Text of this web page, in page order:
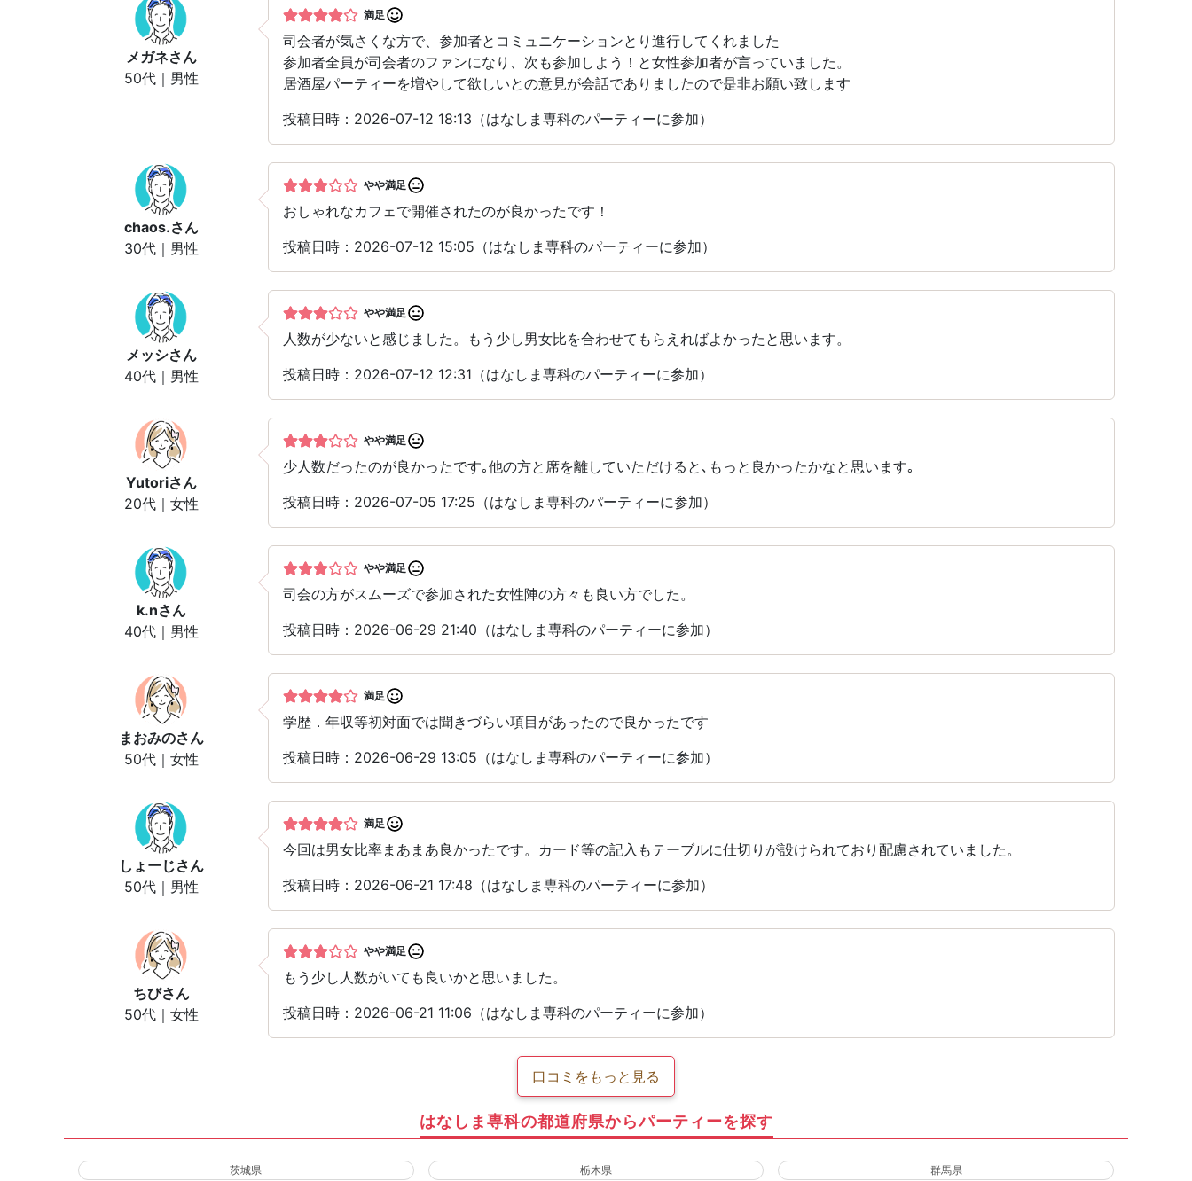
メガネさん
50代｜男性
満足
司会者が気さくな方で、参加者とコミュニケーションとり進行してくれました
参加者全員が司会者のファンになり、次も参加しよう！と女性参加者が言っていました。
居酒屋パーティーを増やして欲しいとの意見が会話でありましたので是非お願い致します
投稿日時：2026-07-12 18:13（はなしま専科のパーティーに参加）
chaos.さん
30代｜男性
やや満足
おしゃれなカフェで開催されたのが良かったです！
投稿日時：2026-07-12 15:05（はなしま専科のパーティーに参加）
メッシさん
40代｜男性
やや満足
人数が少ないと感じました。もう少し男女比を合わせてもらえればよかったと思います。
投稿日時：2026-07-12 12:31（はなしま専科のパーティーに参加）
Yutoriさん
20代｜女性
やや満足
少人数だったのが良かったです｡他の方と席を離していただけると､もっと良かったかなと思います｡
投稿日時：2026-07-05 17:25（はなしま専科のパーティーに参加）
k.nさん
40代｜男性
やや満足
司会の方がスムーズで参加された女性陣の方々も良い方でした。
投稿日時：2026-06-29 21:40（はなしま専科のパーティーに参加）
まおみのさん
50代｜女性
満足
学歴．年収等初対面では聞きづらい項目があったので良かったです
投稿日時：2026-06-29 13:05（はなしま専科のパーティーに参加）
しょーじさん
50代｜男性
満足
今回は男女比率まあまあ良かったです。カード等の記入もテーブルに仕切りが設けられており配慮されていました。
投稿日時：2026-06-21 17:48（はなしま専科のパーティーに参加）
ちびさん
50代｜女性
やや満足
もう少し人数がいても良いかと思いました。
投稿日時：2026-06-21 11:06（はなしま専科のパーティーに参加）
口コミをもっと見る
はなしま専科の都道府県からパーティーを探す
茨城県 栃木県 群馬県